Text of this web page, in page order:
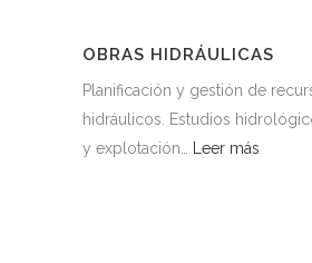
OBRAS HIDRÁULICAS
Planificación y gestión de
hidráulicos. Estudios
y explotación…
Leer más